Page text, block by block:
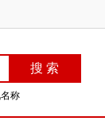
称